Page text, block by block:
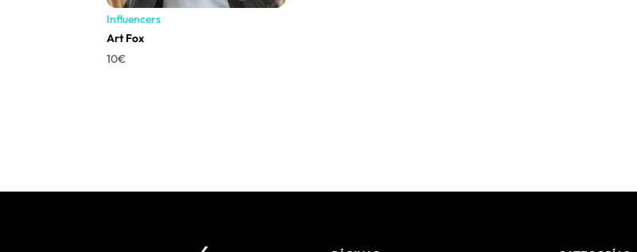
Influencers
Art Fox
10€